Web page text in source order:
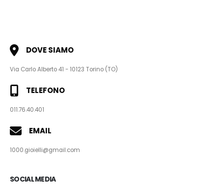
DOVE SIAMO
Via Carlo Alberto 41 - 10123 Torino (TO)
TELEFONO
011.76.40.401
EMAIL
1000.gioielli@gmail.com
SOCIAL MEDIA